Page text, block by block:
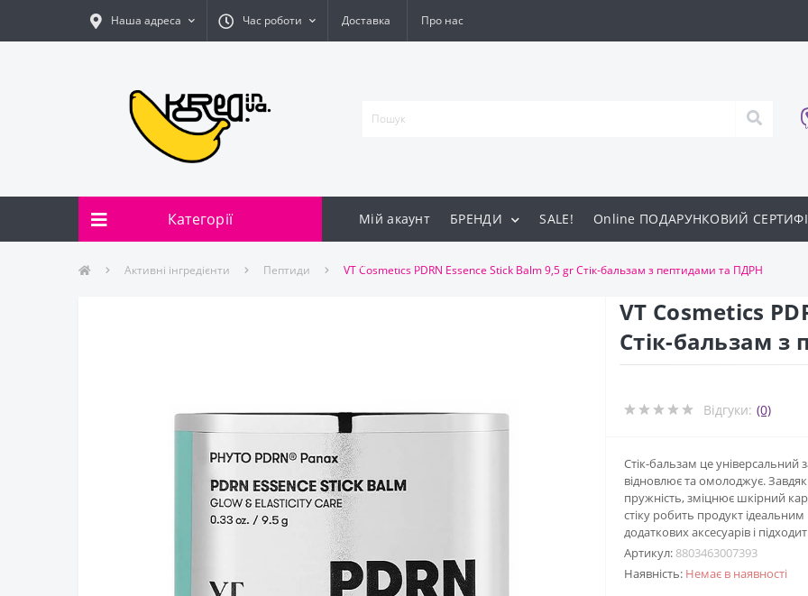
Наша адреса Час роботи Доставка Про нас
Категорії Мій акаунт БРЕНДИ SALE! Online ПОДАРУНКОВИЙ
Контакти
Активні інгредієнти Пептиди VT Cosmetics PDRN Essence Stick Balm 9,5 gr Стік-бальзам з пептидами та ПДРН
VT Cosmetics
Стік-бальзам
Відгуки: (0)
Стік-бальзам це універсальний
відновлює та омолоджує.
пружність, зміцнює шкірний
стіку робить продукт
додаткових аксесуарів і
Артикул: 8803463007393
Наявність: Немає в наявності